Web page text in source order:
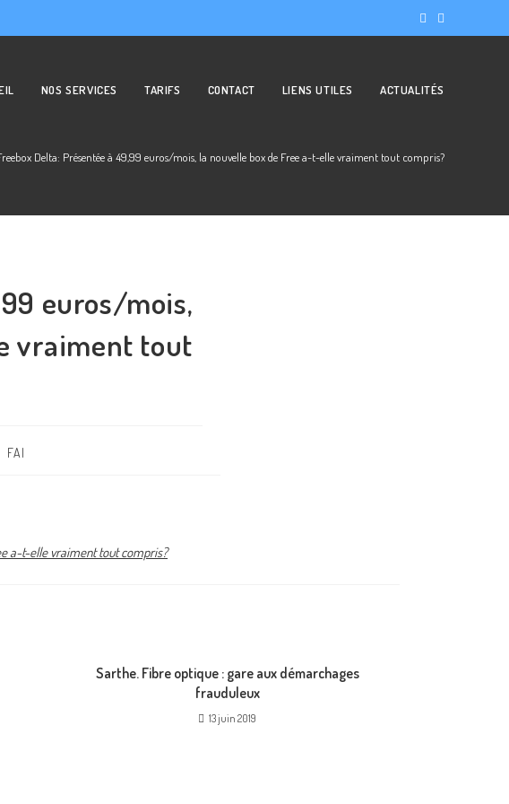
NOS SERVICES TARIFS CONTACT LIENS UTILES ACTUALITÉS
Delta: Présentée à 49,99 euros/mois, la nouvelle box de Free a-t-elle vraiment tout compris?
euros/mois,
vraiment tout
FAI
a-t-elle vraiment tout compris?
Sarthe. Fibre optique : gare aux démarchages
frauduleux
13 juin 2019